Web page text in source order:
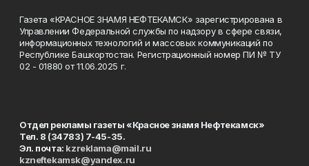
Газета «КРАСНОЕ ЗНАМЯ НЕФТЕКАМСК» зарегистрирована в
Управлении Федеральной службы по надзору в сфере связи,
информационных технологий и массовых коммуникаций по
Республике Башкортостан. Регистрационный номер ПИ № ТУ
02 - 01880 от 11.06.2025 г.
Отдел рекламы газеты «Красное знамя Нефтекамск»
Тел. 8 (34783) 7-45-35.
Эл. почта: kzreklama@mail.ru
kzneftekamsk@yandex.ru